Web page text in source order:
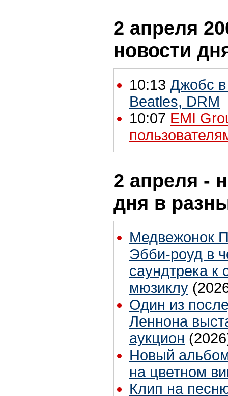
2 апреля
новости
10:13 Джобс
Beatles, DRM
10:07 EMI
2 апреля -
дня в
Медвежонок
Эбби-роуд в
саундтрека к
мюзиклу
Один из
Леннона
аукцион
Новый
на цветном
Клип на